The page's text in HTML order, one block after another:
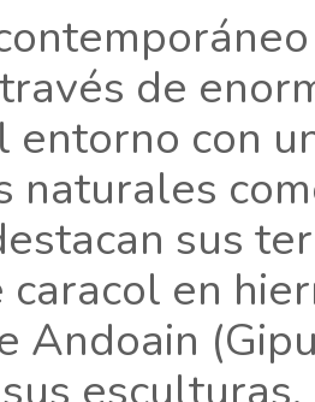
de
con
naturales
sus
en
Andoain